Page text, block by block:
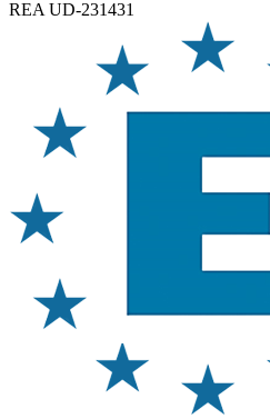
REA UD-231431